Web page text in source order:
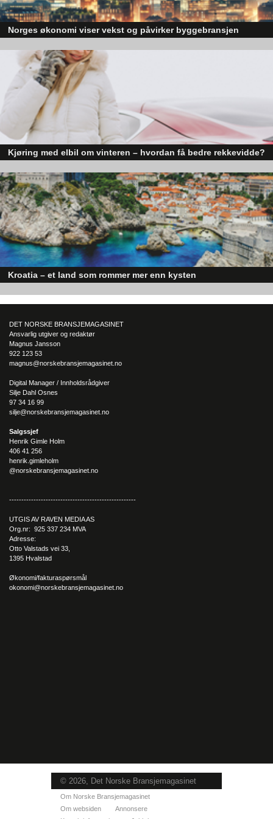
– Under brynene er huden veldig tynn og det er lett å overkutte
og å implantere pigmenter for dypt. Det er det største
problemet ved microblading, sier hun.
Natalie forteller at de får inn kunder fra andre salonger som har
ødelagt brynene ved microblading der fargen er satt for dypt
og ikke naturlig forsvinner.
Vurderer du å ta permanent makeup av øyenbryn, ønsker
Natalie deg hjertelig velkommen til Face and Brows Studio for
en gratis og uforpliktende konsultasjon.
Norges økonomi viser vekst og påvirker byggebransjen
skaper optimisme på tvers av ulike sektorer. Byggebransjen er spesielt
posisjonert til å dra nytte av denne økonomiske oppgangen.
Kjøring med elbil om vinteren – hvordan få bedre rekkevidde?
utfordrende vinterforhold kan være en utfordring.
Kroatia – et land som rommer mer enn kysten
DET NORSKE BRANSJEMAGASINET
Ansvarlig utgiver og redaktør
Magnus Jansson
922 123 53
magnus@norskebransjemagasinet.no
Digital Manager / Innholdsrådgiver
Silje Dahl Osnes
97 34 16 99
silje@norskebransjemagasinet.no
Salgssjef
Henrik Gimle Holm
406 41 256
henrik.gimleholm
@norskebransjemagasinet.no
----------------------------------------------------
UTGIS AV RAVEN MEDIA AS
Org.nr: 925 337 234 MVA
Adresse:
Otto Valstads vei 33,
1395 Hvalstad
Økonomi/fakturaspørsmål
okonomi@norskebransjemagasinet.no
© 2026, Det Norske Bransjemagasinet
Om Norske Bransjemagasinet
Om websiden
Annonsere